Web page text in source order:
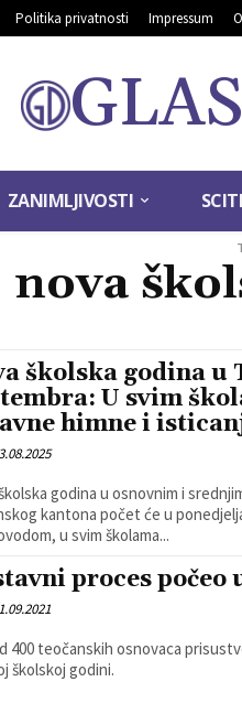
Politika privatnosti Impressum
ZANIMLJIVOSTI
nova
školska godina u
U svim
himne i
godina u osnovnim i
kantona počet će u
u svim školama...
proces počeo
400 teočanskih osnovaca
školskoj godini.